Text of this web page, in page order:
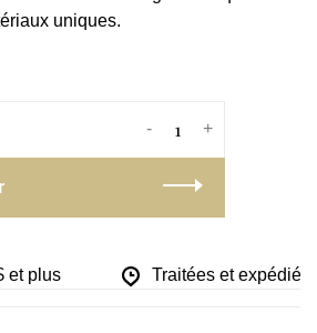
uniques.
+
-
plus Traitées et